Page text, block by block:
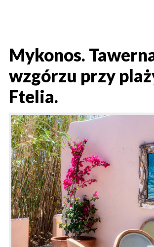
Mykonos.
wzgórzu przy
Ftelia.